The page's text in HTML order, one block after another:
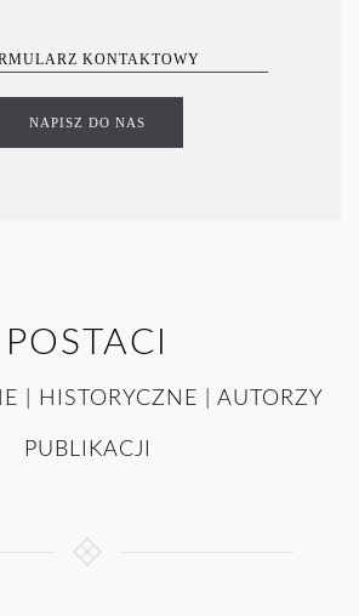
KONTAKTOWY
NAPISZ DO NAS
POSTACI
| HISTORYCZNE | AUTORZY
PUBLIKACJI